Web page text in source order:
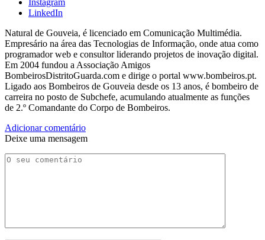
LinkedIn
Natural de Gouveia, é licenciado em Comunicação Multimédia.
Empresário na área das Tecnologias de Informação, onde atua como
programador web e consultor liderando projetos de inovação digital.
Em 2004 fundou a Associação Amigos
BombeirosDistritoGuarda.com e dirige o portal www.bombeiros.pt.
Ligado aos Bombeiros de Gouveia desde os 13 anos, é bombeiro de
carreira no posto de Subchefe, acumulando atualmente as funções
de 2.º Comandante do Corpo de Bombeiros.
Adicionar comentário
Deixe uma mensagem